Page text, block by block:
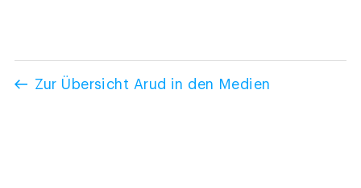
Zur Übersicht Arud in den Medien